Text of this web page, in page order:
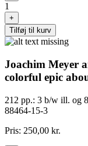
1
+
Tilføj til kurv
Joachim Meyer
colorful epic
212 pp.: 3 b/w ill. og
88464-15-3
Pris: 250,00 kr.